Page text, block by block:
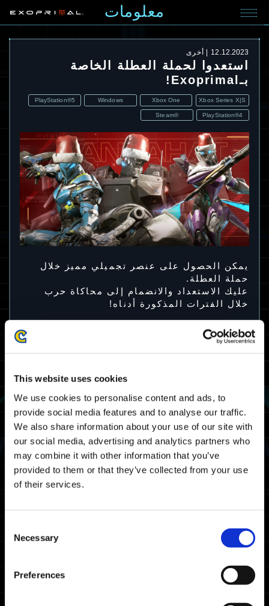
This website uses cookies
We use cookies to personalise content and ads, to
provide social media features and to analyse our traffic.
We also share information about your use of our site with
our social media, advertising and analytics partners who
may combine it with other information that you’ve
provided to them or that they’ve collected from your use
of their services.
Selection
Necessary
Preferences
معلومات
12.12.2023 أخرى
استعدوا لحملة العطلة الخاصة
بـExoprimal!
Xbox Series X|S
Xbox One
Windows
PlayStation®5
PlayStation®4
Steam®
يمكن الحصول على عنصر تجميلي مميز خلال
حملة العطلة.
عليك الاستعداد والانضمام إلى محاكاة حرب
خلال الفترات المذكورة أدناه!
فترة الحملة
من 14 ديسمبر (الخميس) الساعة 3:00 صباحًا
حتى 27 ديسمبر (الأربعاء) الساعة 2:59 صباحًا
المكافأة
قبعة سانتا
يمكن تجهيز هذا العنصر التجميلي بالبدلات